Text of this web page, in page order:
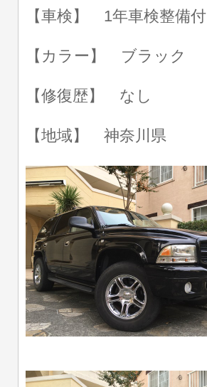
【車検】 1年車検整備付
【カラー】 ブラック
【修復歴】 なし
【地域】 神奈川県